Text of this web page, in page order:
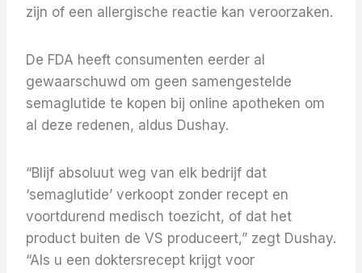
zijn of een allergische reactie kan veroorzaken.
De FDA heeft consumenten eerder al
gewaarschuwd om geen samengestelde
semaglutide te kopen bij online apotheken om
al deze redenen, aldus Dushay.
“Blijf absoluut weg van elk bedrijf dat
‘semaglutide’ verkoopt zonder recept en
voortdurend medisch toezicht, of dat het
product buiten de VS produceert,” zegt Dushay.
“Als u een doktersrecept krijgt voor